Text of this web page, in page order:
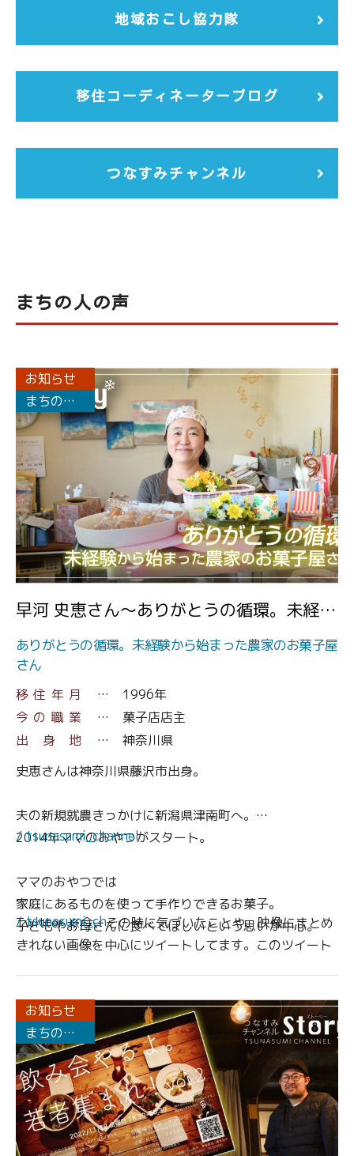
地域おこし協力隊
移住コーディネーターブログ
つなすみチャンネル
まちの人の声
">
お知らせ
まちの人
の声
早河 史恵さん～ありがとうの循環。未経験
ありがとうの循環。未経験から始まった農家のお菓子屋
さん
移住年月
1996年
今の職業
菓子店店主
出身地
神奈川県
史恵さんは神奈川県藤沢市出身。
夫の新規就農きっかけに新潟県津南町へ。
2014年ママのおやつがスタート。
ママのおやつでは
家庭にあるものを使って手作りできるお菓子。
子どもやお母さんに食べてほしいという思いが中心。
ご近所さんから
うちの孫の誕生日ケーキをつくってみてと頼んでもらえ
たり、
地域の方々に温かく支えられています。
ーーーー
映像では
/ tsunasumi_channel
Twitter ※今、その時に気づいたことや、映像にまとめ
きれない画像を中心にツイートしてます。このツイート
/ tsunasumi_ch
お知らせ
まちの人
の声